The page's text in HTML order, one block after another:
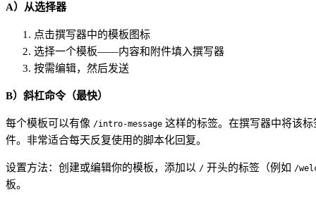
A）从选择器
点击撰写器中的模板图标
选择一个模板——内容和附件填入撰写器
按需编辑，然后发送
B）斜杠命令（最快）
每个模板可以有像 /intro-message 这样的标签。在撰写器中将该
件。非常适合每天反复使用的脚本化回复。
设置方法：创建或编辑你的模板，添加以 / 开头的标签（例如 /
板。